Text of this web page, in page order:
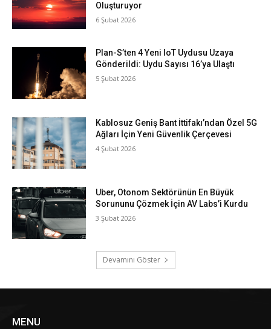
Oluşturuyor
6 Şubat 2026
Plan-S’ten 4 Yeni IoT Uydusu Uzaya
Gönderildi: Uydu Sayısı 16’ya Ulaştı
5 Şubat 2026
Kablosuz Geniş Bant İttifakı’ndan Özel 5G
Ağları İçin Yeni Güvenlik Çerçevesi
4 Şubat 2026
Uber, Otonom Sektörünün En Büyük
Sorununu Çözmek İçin AV Labs’i Kurdu
3 Şubat 2026
Devamını Göster
MENU